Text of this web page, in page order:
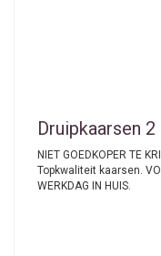
Druipkaarsen
NIET GOEDKOPER TE
Topkwaliteit kaarsen.
WERKDAG IN HUIS.